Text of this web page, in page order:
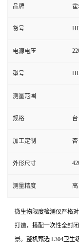
品牌
货号
电源电压
型号
测量范围
规格 台
加工定制 否
外形尺寸
测量精度 高
微生物限度检测仪严格
打造，搭配一次性全封
景。整机甄选 L304卫生